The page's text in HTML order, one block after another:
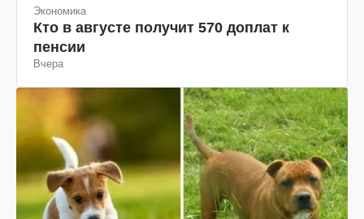
Экономика
Кто в августе получит 570 доплат к
пенсии
Вчера